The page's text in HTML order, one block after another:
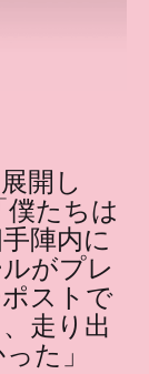
開し
たちは
陣内に
がプレ
ストで
走り出
た」